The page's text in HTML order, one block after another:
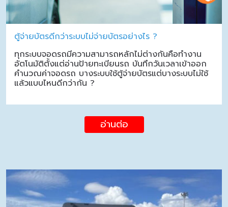
ตู้จ่ายบัตรดีกว่าระบบไม่จ่ายบัตรอย่างไร ?
ทุกระบบจอดรถมีความสามารถหลักไม่ต่างกันคือทำงาน
อัตโนมัติตั้งแต่อ่านป้ายทะเบียนรถ บันทึกวันเวลาเข้าออก
คำนวณค่าจอดรถ บางระบบใช้ตู้จ่ายบัตรแต่บางระบบไม่ใช้
แล้วแบบไหนดีกว่ากัน ?
อ่านต่อ